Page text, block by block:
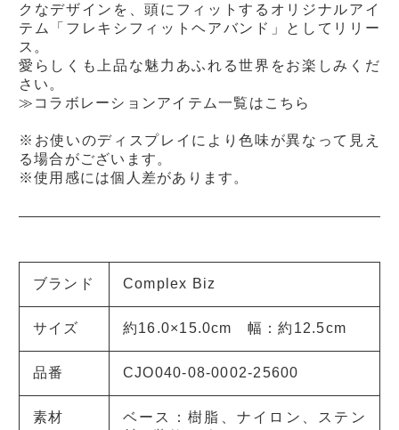
クなデザインを、頭にフィットするオリジナルアイ
テム「フレキシフィットヘアバンド」としてリリー
ス。
愛らしくも上品な魅力あふれる世界をお楽しみくだ
さい。
≫コラボレーションアイテム一覧はこちら
※お使いのディスプレイにより色味が異なって見え
る場合がございます。
※使用感には個人差があります。
ブランド Complex Biz
サイズ 約16.0×15.0cm 幅：約12.5cm
品番 CJO040-08-0002-25600
素材
ベース：樹脂、ナイロン、ステン